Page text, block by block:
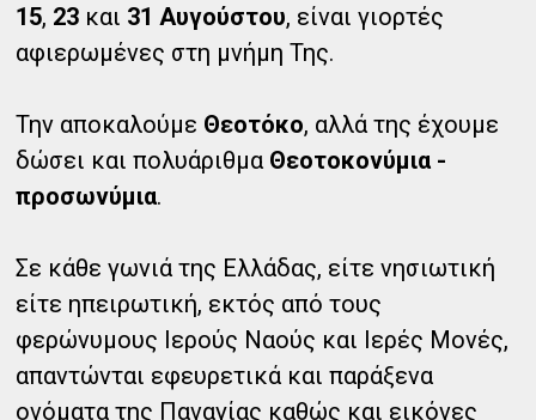
15, 23 και 31 Αυγούστου, είναι γιορτές
αφιερωμένες στη μνήμη Της.
Την αποκαλούμε Θεοτόκο, αλλά της έχουμε
δώσει και πολυάριθμα Θεοτοκονύμια -
προσωνύμια.
Σε κάθε γωνιά της Ελλάδας, είτε νησιωτική
είτε ηπειρωτική, εκτός από τους
φερώνυμους Ιερούς Ναούς και Ιερές Μονές,
απαντώνται εφευρετικά και παράξενα
ονόματα της Παναγίας καθώς και εικόνες